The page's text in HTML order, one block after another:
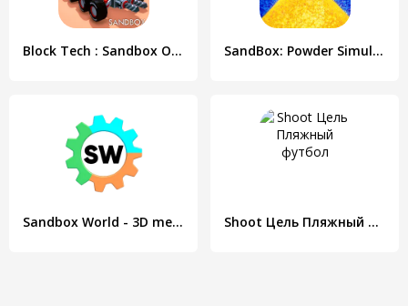
Block Tech : Sandbox Online SandBox: Powder Simulator
Sandbox World - 3D mechanics Shoot Цель Пляжный футбол